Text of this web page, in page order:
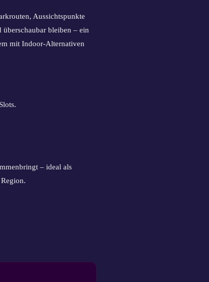
Aussichtspunkte
bleiben – ein
mit Indoor-Alternativen
– ideal als